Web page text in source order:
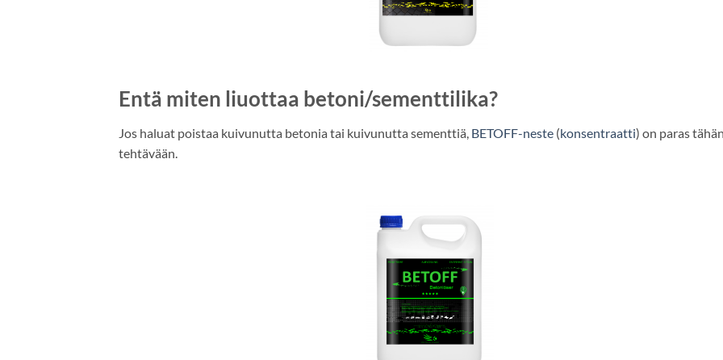
Entä miten liuottaa betoni/sementtilika?
Jos haluat poistaa kuivunutta betonia tai kuivunutta sementtiä, BETOFF-neste (konsentraatti) on paras
tehtävään.